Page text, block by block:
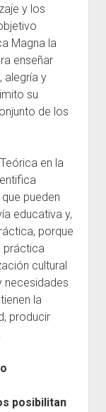
y los
Magna la
enseñar
alegría y
su
de los
en la
pueden
educativa y,
porque
práctica
cultural
necesidades
la
producir
posibilitan